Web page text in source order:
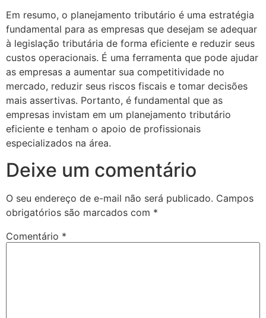
Em resumo, o planejamento tributário é uma estratégia
fundamental para as empresas que desejam se adequar
à legislação tributária de forma eficiente e reduzir seus
custos operacionais. É uma ferramenta que pode ajudar
as empresas a aumentar sua competitividade no
mercado, reduzir seus riscos fiscais e tomar decisões
mais assertivas. Portanto, é fundamental que as
empresas invistam em um planejamento tributário
eficiente e tenham o apoio de profissionais
especializados na área.
Deixe um comentário
O seu endereço de e-mail não será publicado. Campos
obrigatórios são marcados com *
Comentário *